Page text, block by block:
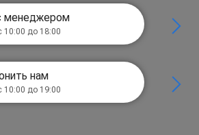
менеджером
10:00 до 18:00
нам
10:00 до 19:00